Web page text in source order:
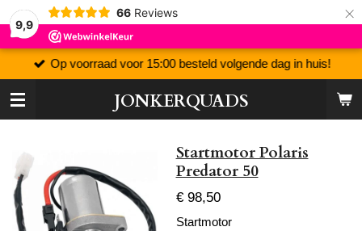
9,9
66 Reviews ×
JONKERQUADS
Op voorraad voor 15:00 besteld volgende dag in huis!
Startmotor Polaris
Predator 50
€ 98,50
Startmotor